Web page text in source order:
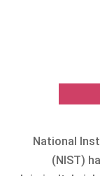
National
(NIST)